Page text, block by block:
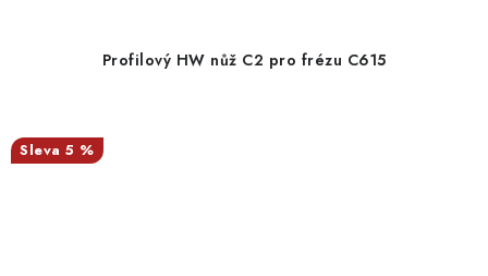
Profilový HW nůž C2 pro frézu C615
5 %